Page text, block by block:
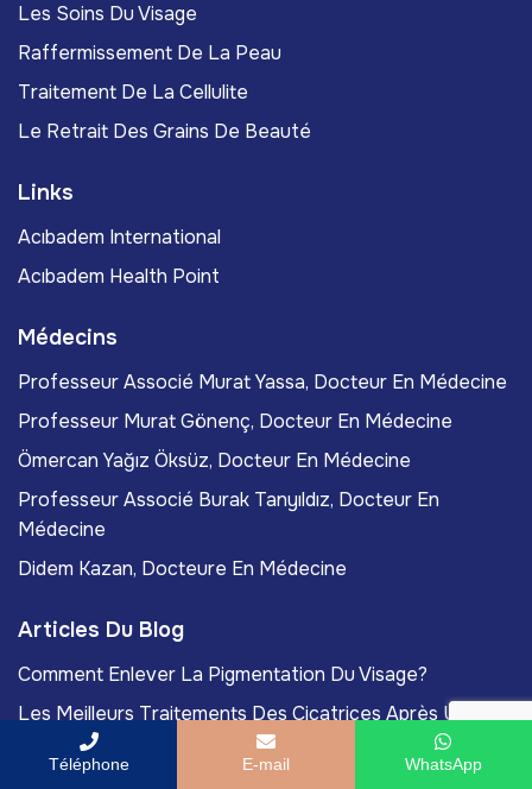
Les Soins Du Visage
Raffermissement De La Peau
Traitement De La Cellulite
Le Retrait Des Grains De Beauté
Links
Acıbadem International
Acıbadem Health Point
Médecins
Professeur Associé Murat Yassa, Docteur En Médecine
Professeur Murat Gönenç, Docteur En Médecine
Ömercan Yağız Öksüz, Docteur En Médecine
Professeur Associé Burak Tanyıldız, Docteur En
Médecine
Didem Kazan, Docteure En Médecine
Articles Du Blog
Comment Enlever La Pigmentation Du Visage?
Les Meilleurs Traitements Des Cicatrices Après Une
Chirurgie Esthétique
Téléphone E-mail WhatsApp